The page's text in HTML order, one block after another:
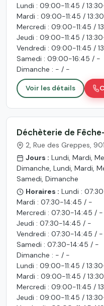
Lundi : 09:00-11:45 /
Mardi : 09:00-11:45 /
Mercredi : 09:00-11:45 /
Jeudi : 09:00-11:45 /
Vendredi : 09:00-11:45 /
Samedi : 09:00-16:45 / -
Dimanche : - / -
Voir les détails
Déchèterie de
2, Rue des Greppes,
Jours : Lundi, Mardi,
Dimanche, Lundi, Mardi,
Samedi, Dimanche
Horaires : Lundi :
Mardi : 07:30-14:45 / -
Mercredi : 07:30-14:45 / -
Jeudi : 07:30-14:45 / -
Vendredi : 07:30-14:45 / -
Samedi : 07:30-14:45 / -
Dimanche : - / -
Lundi : 09:00-11:45 /
Mardi : 09:00-11:45 /
Mercredi : 09:00-11:45 /
Jeudi : 09:00-11:45 /